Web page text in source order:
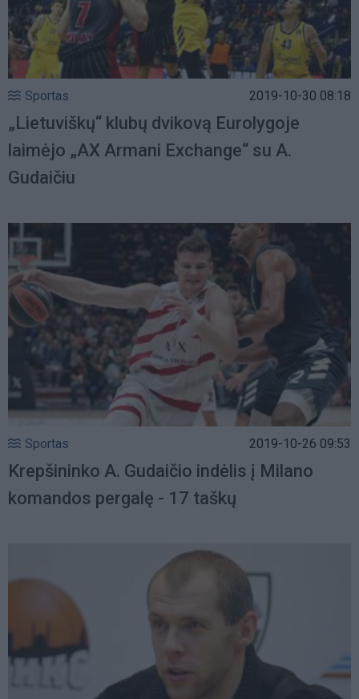
Sportas 2019-10-30 08:18
„Lietuviškų“ klubų dvikovą Eurolygoje
laimėjo „AX Armani Exchange“ su A.
Gudaičiu
Sportas 2019-10-26 09:53
Krepšininko A. Gudaičio indėlis į Milano
komandos pergalę - 17 taškų